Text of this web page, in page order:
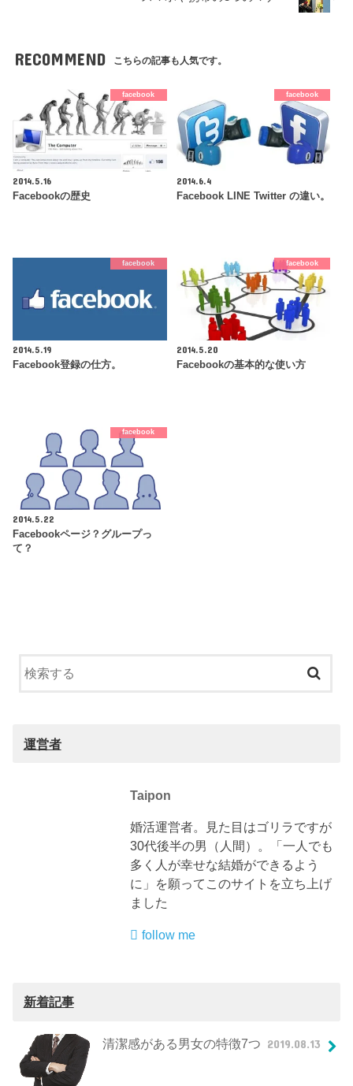
RECOMMEND こちらの記事も人気です。
facebook
2014.5.16
Facebookの歴史
facebook
2014.6.4
Facebook LINE Twitter の違い。
facebook
2014.5.19
Facebook登録の仕方。
facebook
2014.5.20
Facebookの基本的な使い方
facebook
2014.5.22
Facebookページ？グループっ
て？
運営者
Taipon
婚活運営者。見た目はゴリラですが
30代後半の男（人間）。「一人でも
多く人が幸せな結婚ができるよう
に」を願ってこのサイトを立ち上げ
ました
follow me
新着記事
清潔感がある男女の特徴7つ 2019.08.13